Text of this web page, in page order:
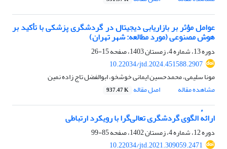
عوامل مؤثر بر بازاریابی دیجیتال در گردشگری پزشکی با تأکید بر
هوش مصنوعی (مورد مطالعه: شهر تهران)
دوره 13، شماره 4، زمستان 1403، صفحه
15-26
10.22034/jtd.2024.451588.2907
مونا سلیمی، محمدحسین ایمانی خوشخو، ابوالفضل تاج زاده نمین
مشاهده مقاله
اصل مقاله 937.47 K
ارائهٔ الگوی گردشگری تعالی‌گرا با رویکرد ارتباطی
دوره 12، شماره 4، زمستان 1402، صفحه
85-99
10.22034/jtd.2021.309059.2471